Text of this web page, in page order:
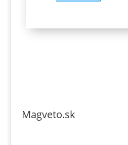
Magveto.sk